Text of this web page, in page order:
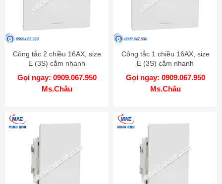
Công tắc 2 chiều 16AX, size
E (3S) cắm nhanh
M3T31_E2_WE
Gọi ngay: 0909.067.950
Ms.Châu
Công tắc 1 chiều 16AX, size
E (3S) cắm nhanh
M3T31_E1F_WE
Gọi ngay: 0909.067.950
Ms.Châu